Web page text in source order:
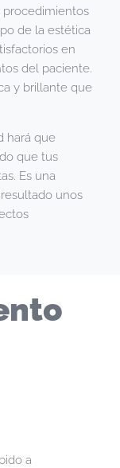
procedimientos
de la estética
en
del paciente.
y brillante que
hará que
que tus
Es una
unos
a